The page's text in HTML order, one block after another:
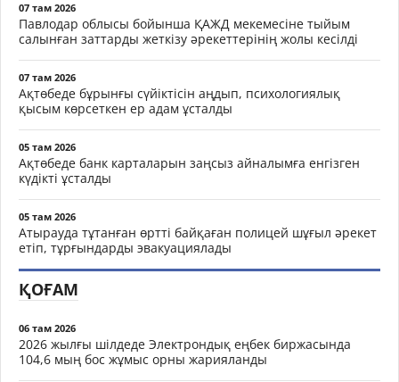
07 там 2026
Павлодар облысы бойынша ҚАЖД мекемесіне тыйым
салынған заттарды жеткізу әрекеттерінің жолы кесілді
07 там 2026
Ақтөбеде бұрынғы сүйіктісін аңдып, психологиялық
қысым көрсеткен ер адам ұсталды
05 там 2026
Ақтөбеде банк карталарын заңсыз айналымға енгізген
күдікті ұсталды
05 там 2026
Атырауда тұтанған өртті байқаған полицей шұғыл әрекет
етіп, тұрғындарды эвакуациялады
ҚОҒАМ
06 там 2026
2026 жылғы шілдеде Электрондық еңбек биржасында
104,6 мың бос жұмыс орны жарияланды